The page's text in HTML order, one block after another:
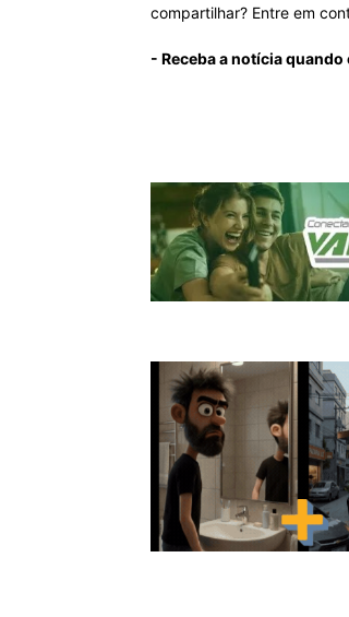
compartilhar? Entre em
- Receba a notícia